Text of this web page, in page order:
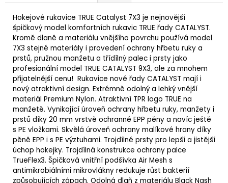
Hokejové rukavice TRUE Catalyst 7X3 je nejnovější
špičkový model komfortních rukavic TRUE řady CATALYST.
Kromě dlaně a materiálu vnějšího povrchu používá model
7X3 stejné materiály i provedení ochrany hřbetu ruky a
prstů, pružnou manžetu a třídílný palec i prsty jako
profesionální model TRUE CATALYST 9X3, ale za mnohem
přijatelnější cenu! Rukavice nové řady CATALYST mají i
nový atraktivní design. Extrémně odolný a lehký vnější
materiál Premium Nylon. Atraktivní TPR logo TRUE na
manžetě. Vynikající úroveň ochrany hřbetu ruky, manžety i
prstů díky 20 mm vrstvě ochranné EPP pěny a navíc ještě
s PE vložkami. Skvělá úroveň ochrany malíkové hrany díky
pěně EPP i s PE výztuhami. Trojdílné prsty pro lepší a jistější
úchop hokejky. Trojdílná konstrukce ochrany palce
TrueFlex3. Špičková vnitřní podšívka Air Mesh s
antimikrobiálními mikrovlákny redukuje růst bakterií
způsobujících zápach. Odolná dlaň z materiálu Black Nash